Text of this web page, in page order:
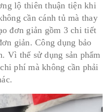
lộ thiên thuận tiện khi
cần cánh tủ mà thay
đơn giản gồm 3 chi tiết
giản. Công dụng bảo
Vì thế sử dụng sản phẩm
phí mà không cần phải